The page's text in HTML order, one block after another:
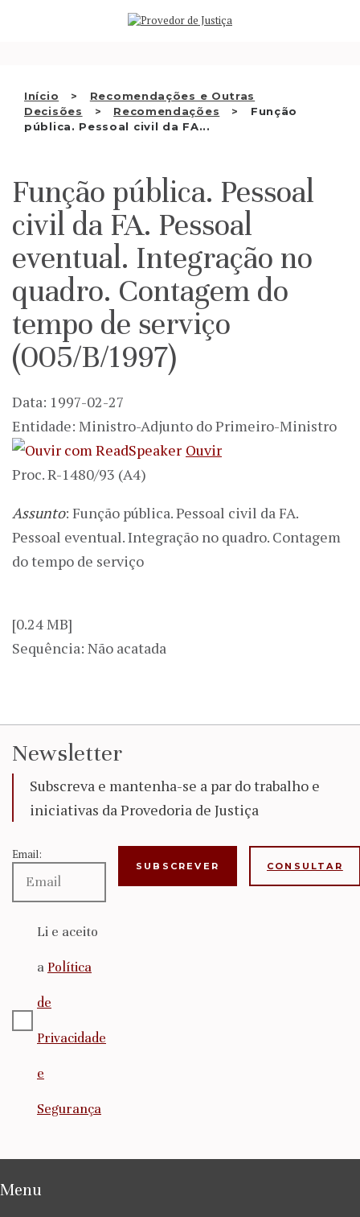
Início
Recomendações e Outras
Decisões
Recomendações
Função
pública. Pessoal civil da FA...
QUEM SOMOS
RECOMENDAÇÕES E OUTRAS
DECISÕES
APRESENTAR QUEIXA
PT
Função pública. Pessoal
civil da FA. Pessoal
eventual. Integração no
quadro. Contagem do
tempo de serviço
(005/B/1997)
Data: 1997-02-27
Entidade: Ministro-Adjunto do Primeiro-Ministro
Ouvir
Proc. R-1480/93 (A4)
Assunto: Função pública. Pessoal civil da FA.
Pessoal eventual. Integração no quadro. Contagem
do tempo de serviço
[0.24 MB]
Sequência: Não acatada
Newsletter
Subscreva e mantenha-se a par do trabalho e
iniciativas da Provedoria de Justiça
Email:
Li e aceito
a Política
de
Privacidade
e
Segurança
CONSULTAR
Menu